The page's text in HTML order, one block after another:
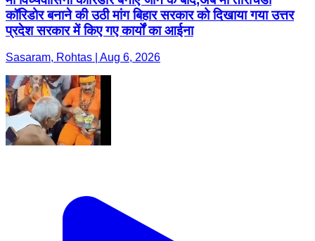
कॉरिडोर बनाने की उठी मांग बिहार सरकार को दिखाया गया उत्तर
प्रदेश सरकार में किए गए कार्यों का आईना
Sasaram, Rohtas | Aug 6, 2026